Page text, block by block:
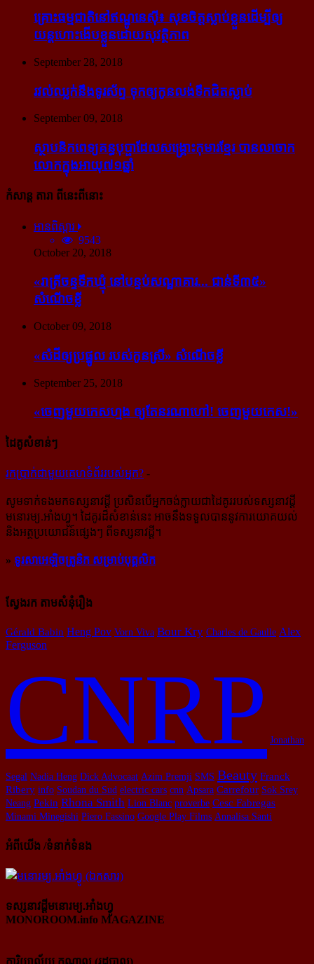
គ្រោះធម្មជាតិនៅឥណ្ឌូនេស៊ី៖ សុខចិត្ត​ស្លាប់​ខ្លួន​ដើម្បី​ឲ្យ​
យន្ដហោះ​ងើប​ខ្លួន​ដោយ​សុវត្ថិភាព
September 28, 2018
រវល់​ឈ្លក់​នឹង​ទូរស័ព្ទ ទុក​ឲ្យ​កូន​លង់​ទឹក​ជិត​ស្លាប់
September 09, 2018
ស្ថាបនិក​ពេទ្យ​គន្ធបុប្ផា​ដែល​សង្គ្រោះ​កុមារ​ខ្មែរ​ បាន​លាចាក​
លោក​ក្នុង​អាយុ​៧១ឆ្នាំ
កំសាន្ដ តារា ពីនេះពីនោះ
អានពិស្ដារ
9543
October 20, 2018
«រាត្រីចន្ទទឹកឃ្មុំ នៅបន្ទប់សណ្ឋាគារ... ជាន់ទី៣៥»
សំណើចខ្លី
October 09, 2018
«សំដី​ឲ្យ​ប្រផ្នូល របស់​កូនស្រី» សំណើចខ្លី
September 25, 2018
«ចេញ​មួយ​កេស​ហ្មង ឲ្យ​តែ​នរណា​ហៅ! ចេញ​មួយ​កេស!»
ដៃគូសំខាន់ៗ
រក​​ប្រាក់​​ជា​​មួយ​​គេហទំព័រ​​របស់​​អ្នក? -
សូម​ទាក់ទង​មក​ទស្សនាវដ្ដី ប្រសិន​បើ​អ្នក​ចង់​ក្លាយ​ជា​ដៃគូរ​របស់​ទស្សនាវដ្ដី​
មនោរម្យ.អាំងហ្វូ។ ដៃ​គូរ​ដ៏​សំខាន់​នេះ អាច​នឹង​ទទួល​បាន​នូវ​ការ​យោគយល់
និង​អត្ថ​ប្រយោជន៍​ផ្សេងៗ ពីទស្សនាវដ្ដី។
» ទូរសាអេឡិចត្រូនិក សម្រាប់បុគ្គលិក
ស្វែងរក តាមសំនុំរឿង
Gérald Babin Heng Pov Vorn Viva Bour Kry Charles de Gaulle Alex
Ferguson
CNRP Jonathan
Segal Nadia Heng Dick Advocaat Azim Premji SMS Beauty Franck
Ribery info Soudan du Sud electric cars cnn Apsara Carrefour Sok Srey
Neang Pekin Rhona Smith Lion Blanc proverbe Cesc Fabregas
Minami Minegishi Piero Fassino Google Play Films Annalisa Santi
អំពីយើង /ទំនាក់ទំនង
ទស្សនាវដ្ដីមនោរម្យ.អាំងហ្វូ
MONOROOM.info MAGAZINE